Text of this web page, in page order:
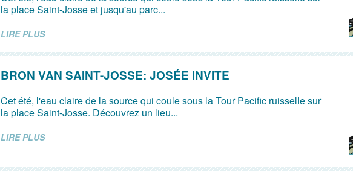
la place Saint-Josse et jusqu'au parc...
LIRE PLUS
BRON VAN SAINT-JOSSE: JOSÉE INVITE
Cet été, l'eau claire de la source qui coule sous la Tour Pacific ruisselle sur
la place Saint-Josse. Découvrez un lieu...
LIRE PLUS